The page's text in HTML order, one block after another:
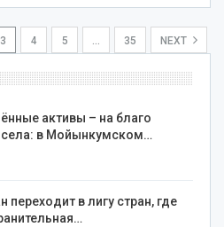
3 4 5 … 35 NEXT
активы – на благо
в Мойынкумском…
переходит в лигу стран, где